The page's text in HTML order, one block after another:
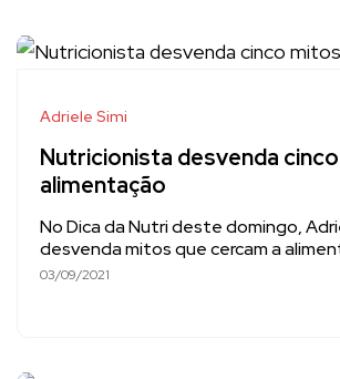
Adriele Simi
Nutricionista desvenda
alimentação
No Dica da Nutri deste domingo,
desvenda mitos que cercam a
03/09/2021